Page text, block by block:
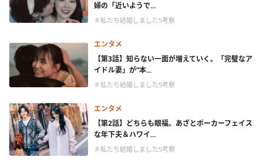
婦の「近いようで...
＃私たち結婚しました5考察
エンタメ
【第3話】知らない一面が増えていく。「完璧なア
イドル妻」が“本...
＃私たち結婚しました5考察
エンタメ
【第2話】どちらも眼福。あざとポーカーフェイス
な年下夫＆ハワイ...
＃私たち結婚しました5考察